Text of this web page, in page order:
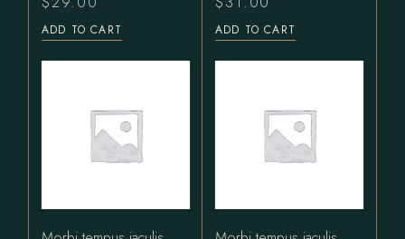
ADD TO CART ADD TO CART